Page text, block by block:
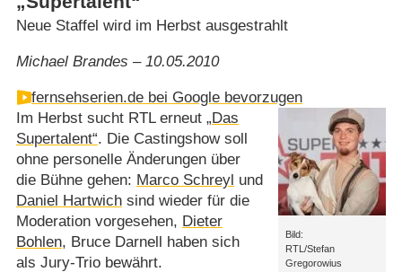
Neue Staffel wird im Herbst ausgestrahlt
Michael Brandes – 10.05.2010
fernsehserien.de bei Google bevorzugen
Bild:
RTL/Stefan
Gregorowius
Im Herbst sucht RTL erneut „Das
Supertalent“. Die Castingshow soll
ohne personelle Änderungen über
die Bühne gehen: Marco Schreyl und
Daniel Hartwichsind wieder für die
Moderation vorgesehen, Dieter
Bohlen, Bruce Darnell haben sich
als Jury-Trio bewährt.